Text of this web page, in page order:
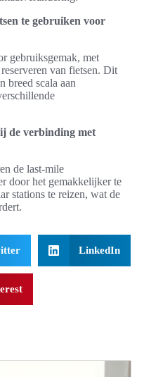
te gebruiken voor
gebruiksgemak, met
van fietsen. Dit
breed scala aan
de verbinding met
de last-mile
door het gemakkelijker te
stations te reizen, wat de
LinkedIn